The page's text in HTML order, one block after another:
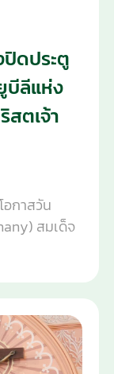
ปิดประตู
ลีแห่ง
สตเจ้า
อกาสวัน
สมเด็จ